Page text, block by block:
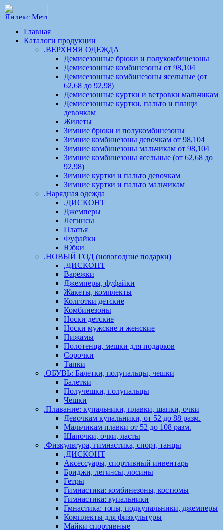
Главная
Каталоги продукции
.ВЕРХНЯЯ ОДЕЖДА
Демисезонные брюки и полукомбинезоны
Демисезонные комбинезоны от 98,104
Демисезонные комбинезоны ясельные (от
62,68 до 92,98)
Демисезонные куртки и ветровки мальчикам
Демисезонные куртки, пальто и плащи
девочкам
Жилеты
Зимние брюки и полукомбинезоны
Зимние комбинезоны девочкам от 98,104
Зимние комбинезоны мальчикам от 98,104
Зимние комбинезоны ясельные (от 62,68 до
92,98)
Зимние куртки и пальто девочкам
Зимние куртки и пальто мальчикам
.Нарядная одежда
.ДИСКОНТ
Джемперы
Легинсы
Платья
Фуфайки
Юбки
.НОВЫЙ ГОД (новогодние подарки)
.ДИСКОНТ
Варежки
Джемперы, фуфайки
Жакеты, комплекты
Колготки детские
Комбинезоны
Носки детские
Носки мужские и женские
Пижамы
Полотенца, мешки для подарков
Сорочки
Тапки
.ОБУВЬ: Балетки, полупальцы, чешки
Балетки
Получешки, полупальцы
Чешки
.Плавание: купальники, плавки, шапки, очки
Девочкам купальники, от 52 до 88 разм.
Мальчикам плавки от 52 до 108 разм.
Шапочки, очки, ласты
.Физкультура, гимнастика, спорт, танцы
.ДИСКОНТ
Аксессуары, спортивный инвентарь
Бриджи, легинсы, лосины
Гетры
Гимнастика: комбинезоны, костюмы
Гимнастика: купальники
Гмнастика: топы, подкупальники, джемперы
Комплекты для физкультуры
Майки спортивные